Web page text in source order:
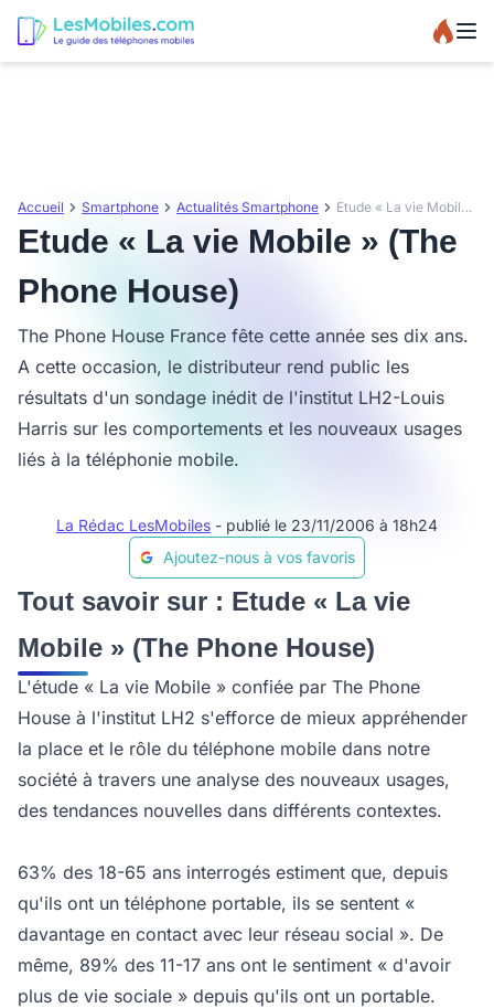
Accueil Smartphone Actualités Smartphone Etude « La vie Mobile » (The Phone House)
Etude « La vie Mobile » (The
Phone House)
The Phone House France fête cette année ses dix ans.
A cette occasion, le distributeur rend public les
résultats d'un sondage inédit de l'institut LH2-Louis
Harris sur les comportements et les nouveaux usages
liés à la téléphonie mobile.
La Rédac LesMobiles - publié le 23/11/2006 à 18h24
Ajoutez-nous à vos favoris
Tout savoir sur : Etude « La vie
Mobile » (The Phone House)
L'étude « La vie Mobile » confiée par The Phone
House à l'institut LH2 s'efforce de mieux appréhender
la place et le rôle du téléphone mobile dans notre
société à travers une analyse des nouveaux usages,
des tendances nouvelles dans différents contextes.
63% des 18-65 ans interrogés estiment que, depuis
qu'ils ont un téléphone portable, ils se sentent «
davantage en contact avec leur réseau social ». De
même, 89% des 11-17 ans ont le sentiment « d'avoir
plus de vie sociale » depuis qu'ils ont un portable.